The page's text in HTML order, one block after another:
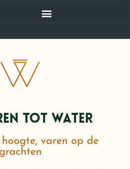
tot water
varen op de
grachten